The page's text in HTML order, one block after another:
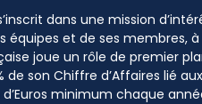
dans une mission
équipes et de ses membres,
joue un rôle de premier
de son Chiffre d’Affaires lié
minimum chaque